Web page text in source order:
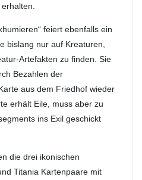
feiert ebenfalls ein
bislang nur auf Kreaturen,
Artefakten zu finden. Sie
Bezahlen der
aus dem Friedhof wieder
erhält Eile, muss aber zu
ins Exil geschickt
die drei ikonischen
Titania Kartenpaare mit